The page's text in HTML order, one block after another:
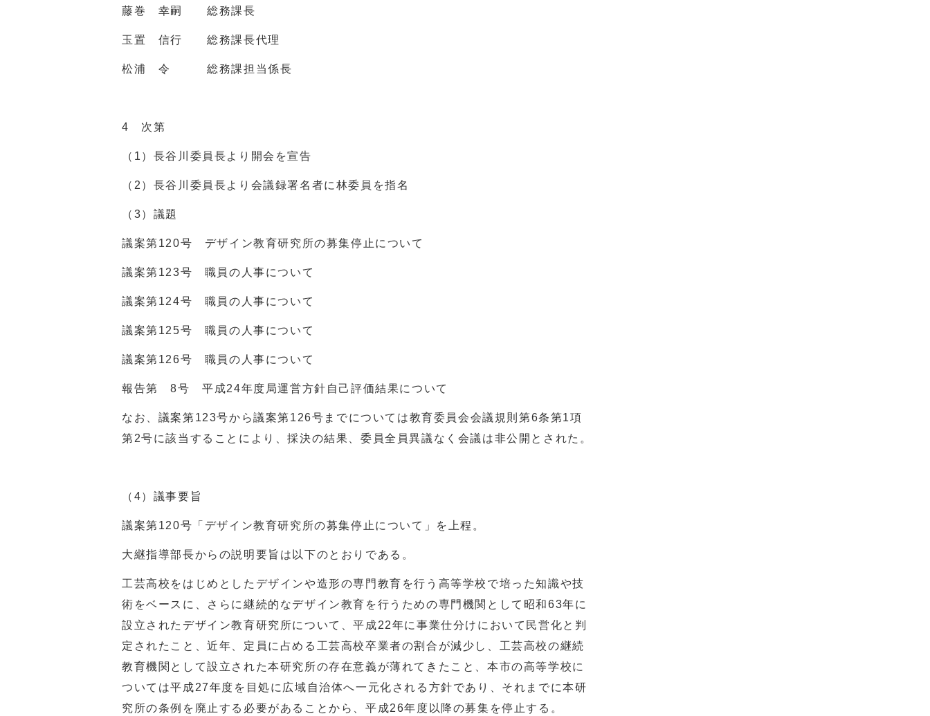
藤巻 幸嗣 総務課長
玉置 信行 総務課長代理
松浦 令 総務課担当係長
4 次第
（1）長谷川委員長より開会を宣告
（2）長谷川委員長より会議録署名者に林委員を指名
（3）議題
議案第120号 デザイン教育研究所の募集停止について
議案第123号 職員の人事について
議案第124号 職員の人事について
議案第125号 職員の人事について
議案第126号 職員の人事について
報告第 8号 平成24年度局運営方針自己評価結果について
なお、議案第123号から議案第126号までについては教育委員会会議規則第6条第1項
第2号に該当することにより、採決の結果、委員全員異議なく会議は非公開とされた。
（4）議事要旨
議案第120号「デザイン教育研究所の募集停止について」を上程。
大継指導部長からの説明要旨は以下のとおりである。
工芸高校をはじめとしたデザインや造形の専門教育を行う高等学校で培った知識や技
術をベースに、さらに継続的なデザイン教育を行うための専門機関として昭和63年に
設立されたデザイン教育研究所について、平成22年に事業仕分けにおいて民営化と判
定されたこと、近年、定員に占める工芸高校卒業者の割合が減少し、工芸高校の継続
教育機関として設立された本研究所の存在意義が薄れてきたこと、本市の高等学校に
ついては平成27年度を目処に広域自治体へ一元化される方針であり、それまでに本研
究所の条例を廃止する必要があることから、平成26年度以降の募集を停止する。